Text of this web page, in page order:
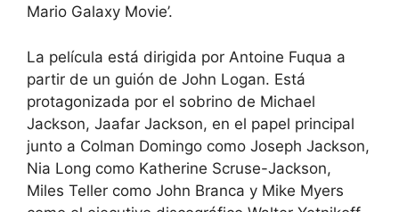
Mario Galaxy Movie’.
La película está dirigida por Antoine Fuqua a
partir de un guión de John Logan. Está
protagonizada por el sobrino de Michael
Jackson, Jaafar Jackson, en el papel principal
junto a Colman Domingo como Joseph Jackson,
Nia Long como Katherine Scruse-Jackson,
Miles Teller como John Branca y Mike Myers